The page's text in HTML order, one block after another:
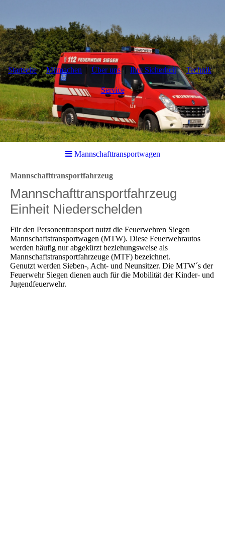
Startseite Mitmachen Über uns Ihre Sicherheit Technik
Service
Mannschafttransportwagen
Mannschafttransportfahrzeug
Mannschafttransportfahrzeug
Einheit Niederschelden
Für den Personentransport nutzt die Feuerwehren Siegen
Mannschaftstransportwagen (MTW). Diese Feuerwehrautos
werden häufig nur abgekürzt beziehungsweise als
Mannschaftstransportfahrzeuge (MTF) bezeichnet.
Genutzt werden Sieben-, Acht- und Neunsitzer. Die MTW´s der
Feuerwehr Siegen dienen auch für die Mobilität der Kinder- und
Jugendfeuerwehr.